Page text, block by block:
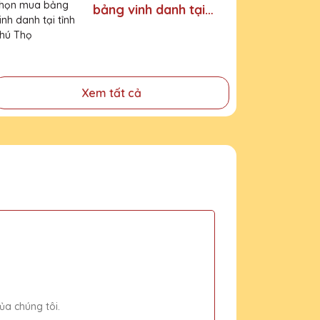
bảng vinh danh tại
Xem tất cả
chúng tôi.